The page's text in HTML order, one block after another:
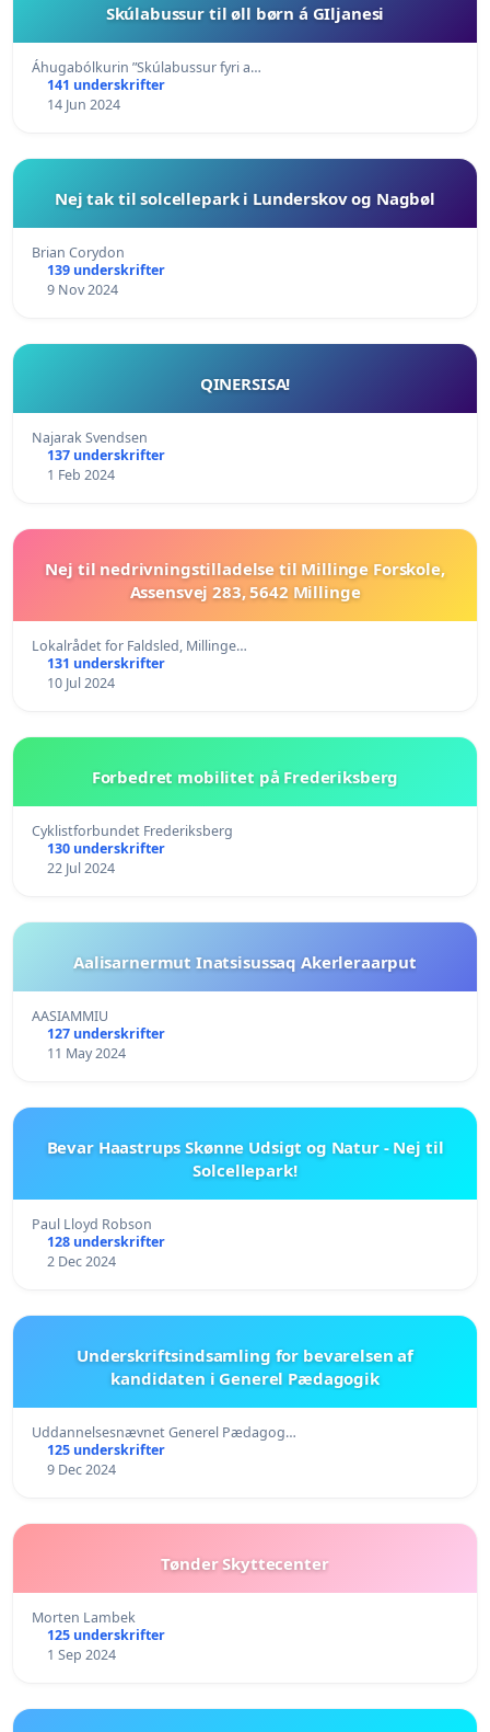
Skúlabussur til øll børn á GIljanesi
Áhugabólkurin ”Skúlabussur fyri a…
141 underskrifter
14 Jun 2024
Nej tak til solcellepark i Lunderskov og Nagbøl
Brian Corydon
139 underskrifter
9 Nov 2024
QINERSISA!
Najarak Svendsen
137 underskrifter
1 Feb 2024
Nej til nedrivningstilladelse til Millinge Forskole,
Assensvej 283, 5642 Millinge
Lokalrådet for Faldsled, Millinge…
131 underskrifter
10 Jul 2024
Forbedret mobilitet på Frederiksberg
Cyklistforbundet Frederiksberg
130 underskrifter
22 Jul 2024
Aalisarnermut Inatsisussaq Akerleraarput
AASIAMMIU
127 underskrifter
11 May 2024
Bevar Haastrups Skønne Udsigt og Natur - Nej til
Solcellepark!
Paul Lloyd Robson
128 underskrifter
2 Dec 2024
Underskriftsindsamling for bevarelsen af
kandidaten i Generel Pædagogik
Uddannelsesnævnet Generel Pædagog…
125 underskrifter
9 Dec 2024
Tønder Skyttecenter
Morten Lambek
125 underskrifter
1 Sep 2024